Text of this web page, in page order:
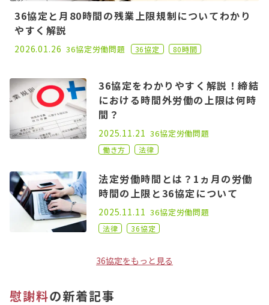
36協定と月80時間の残業上限規制についてわかり
やすく解説
2024.11.11
2026.01.26 36協定労働問題 36協定 80時間
36協定をわかりやすく解説！締結
における時間外労働の上限は何時
間？
2020.10.21
2025.11.21 36協定労働問題
働き方 法律
法定労働時間とは？1ヵ月の労働
時間の上限と36協定について
2022.06.15
2025.11.11 36協定労働問題
法律 36協定
36協定をもっと見る
慰謝料の新着記事